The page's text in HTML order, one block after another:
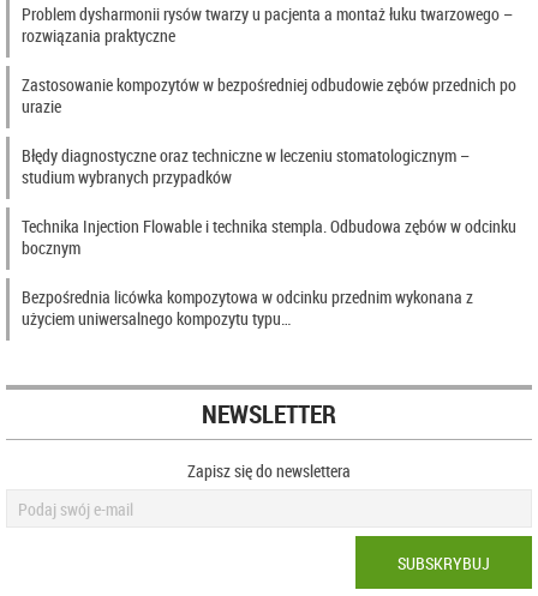
Problem dysharmonii rysów twarzy u pacjenta a montaż łuku twarzowego –
rozwiązania praktyczne
Zastosowanie kompozytów w bezpośredniej odbudowie zębów przednich po
urazie
Błędy diagnostyczne oraz techniczne w leczeniu stomatologicznym –
studium wybranych przypadków
Technika Injection Flowable i technika stempla. Odbudowa zębów w odcinku
bocznym
Bezpośrednia licówka kompozytowa w odcinku przednim wykonana z
użyciem uniwersalnego kompozytu typu…
NEWSLETTER
Zapisz się do newslettera
SUBSKRYBUJ